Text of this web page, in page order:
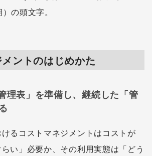
の頭文字。
ントのはじめかた
表」を準備し、継続した「管
るコストマネジメントはコストが
らい」必要か、その利用実態は「どう